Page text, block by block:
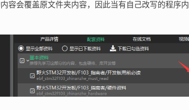
容会覆盖原文件夹内容，因此当有自己改写的程序